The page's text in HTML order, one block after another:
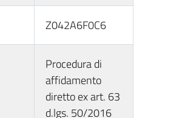
Z042A6F0C6
Procedura di
affidamento
diretto ex art. 63
d.lgs. 50/2016